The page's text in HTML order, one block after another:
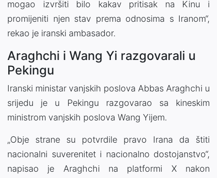
mogao izvršiti bilo kakav pritisak na Kinu i
promijeniti njen stav prema odnosima s Iranom“,
rekao je iranski ambasador.
Araghchi i Wang Yi razgovarali u
Pekingu
Iranski ministar vanjskih poslova Abbas Araghchi u
srijedu je u Pekingu razgovarao sa kineskim
ministrom vanjskih poslova Wang Yijem.
„Obje strane su potvrdile pravo Irana da štiti
nacionalni suverenitet i nacionalno dostojanstvo“,
napisao je Araghchi na platformi X nakon